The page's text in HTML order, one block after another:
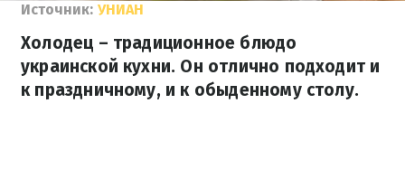
Источник: УНИАН
Холодец – традиционное блюдо
украинской кухни. Он отлично подходит и
к праздничному, и к обыденному столу.